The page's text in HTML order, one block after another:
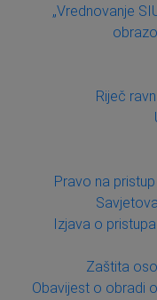
„Vrednovanje
Riječ
Pravo na
Izjava o
Zaštita
Obavijest o obradi